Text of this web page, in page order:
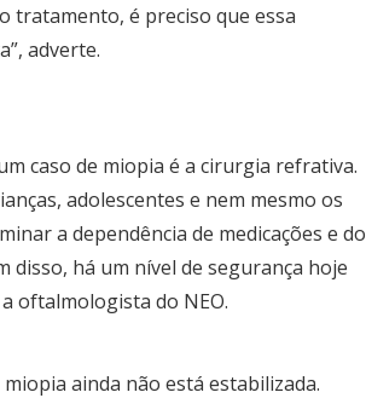
tratamento, é preciso que essa
adverte.
caso de miopia é a cirurgia refrativa.
adolescentes e nem mesmo os
a dependência de medicações e do
disso, há um nível de segurança hoje
oftalmologista do NEO.
ainda não está estabilizada.